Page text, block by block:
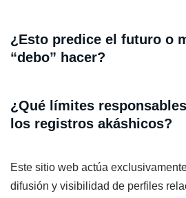
¿Esto predice el futuro o
“debo” hacer?
¿Qué límites
los registros akáshicos?
Este sitio web actúa
difusión y visibilidad de perfiles